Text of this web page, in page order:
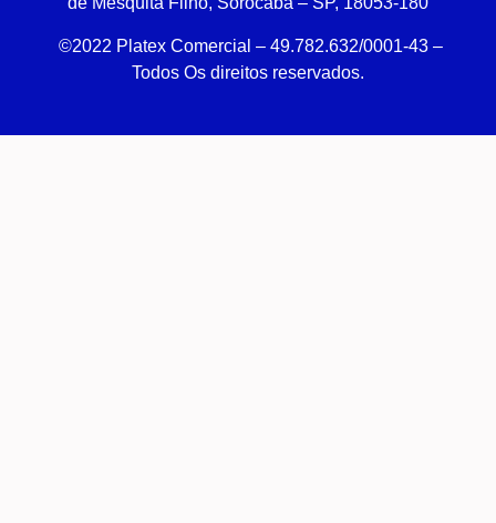
©2022 Platex Comercial – 49.782.632/0001-43 –
Todos Os direitos reservados.